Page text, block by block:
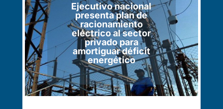
Ejecutivo nacional
presenta plan de
racionamiento
eléctrico al sector
privado para
amortiguar déficit
energético